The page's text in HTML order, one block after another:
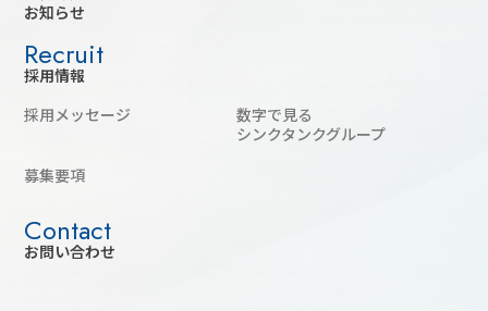
お知らせ
採用情報
採用メッセージ
数字で見る
シンクタンクグループ
募集要項
お問い合わせ